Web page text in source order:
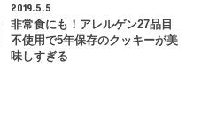
2019.5.5
非常食にも！アレルゲン27品目
不使用で5年保存のクッキーが美
味しすぎる